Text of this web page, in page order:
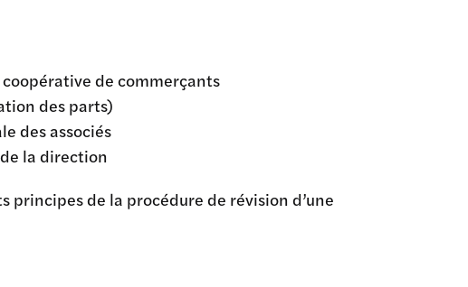
de commerçants
des parts)
des associés
la direction
de la procédure de révision d’une